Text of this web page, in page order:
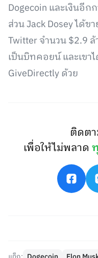
Dogecoin และเงินอีก
ส่วน Jack Dosey ได้
Twitter จำนวน $2.9
เป็นบิทคอยน์ และเขา
GiveDirectly ด้วย
ติดตา
เพื่อให้ไม่พลาด